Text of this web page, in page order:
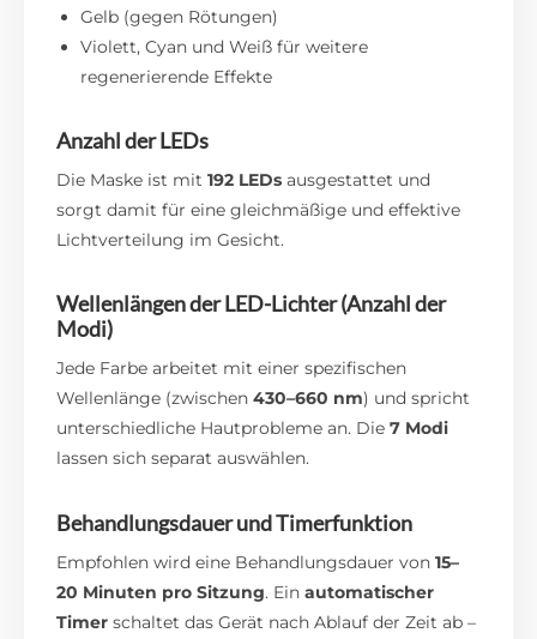
Gelb (gegen Rötungen)
Violett, Cyan und Weiß für weitere
regenerierende Effekte
Anzahl der LEDs
Die Maske ist mit192 LEDs ausgestattet und
sorgt damit für eine gleichmäßige und effektive
Lichtverteilung im Gesicht.
Wellenlängen der LED-Lichter (Anzahl der
Modi)
Jede Farbe arbeitet mit einer spezifischen
Wellenlänge (zwischen430–660 nm) und spricht
unterschiedliche Hautprobleme an. Die7 Modi
lassen sich separat auswählen.
Behandlungsdauer und Timerfunktion
Empfohlen wird eine Behandlungsdauer von15–
20 Minuten pro Sitzung. Einautomatischer
Timer schaltet das Gerät nach Ablauf der Zeit ab –